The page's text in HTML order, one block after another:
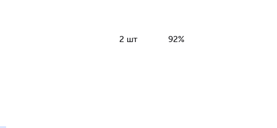
2 шт 92%